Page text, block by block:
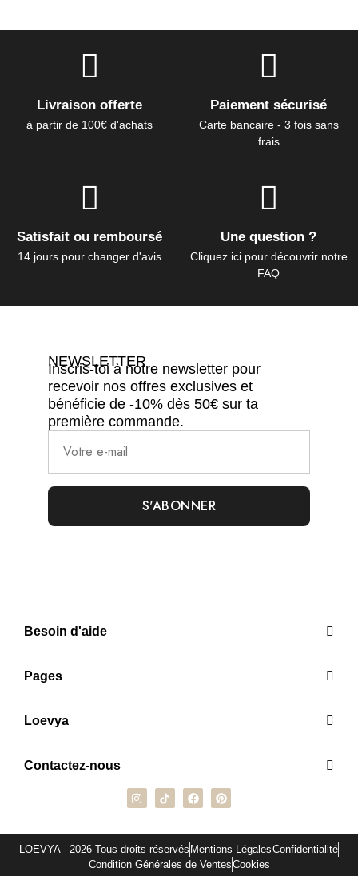
Livraison offerte
à partir de 100€ d'achats
Paiement sécurisé
Carte bancaire - 3 fois sans
frais
Satisfait ou remboursé
14 jours pour changer d'avis
Une question ?
Cliquez ici pour découvrir notre
FAQ
NEWSLETTER
Inscris-toi à notre newsletter pour
recevoir nos offres exclusives et
bénéficie de -10% dès 50€ sur ta
première commande.
Besoin d'aide
Pages
Loevya
Contactez-nous
LOEVYA - 2026 Tous droits réservés Mentions LégalesConfidentialité
Condition Générales de VentesCookies